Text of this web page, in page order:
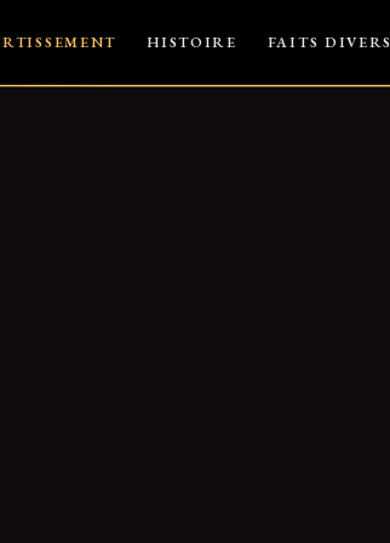
HISTOIRE FAITS DIVERS